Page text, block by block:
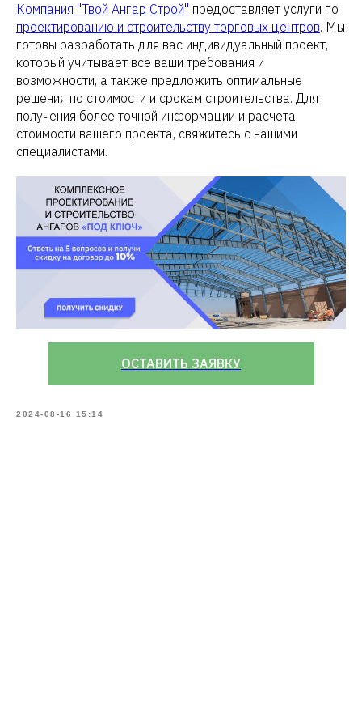
Компания "Твой Ангар Строй" предоставляет услуги по
проектированию и строительству торговых центров. Мы
готовы разработать для вас индивидуальный проект,
который учитывает все ваши требования и
возможности, а также предложить оптимальные
решения по стоимости и срокам строительства. Для
получения более точной информации и расчета
стоимости вашего проекта, свяжитесь с нашими
специалистами.
ОСТАВИТЬ ЗАЯВКУ
2024-08-16 15:14